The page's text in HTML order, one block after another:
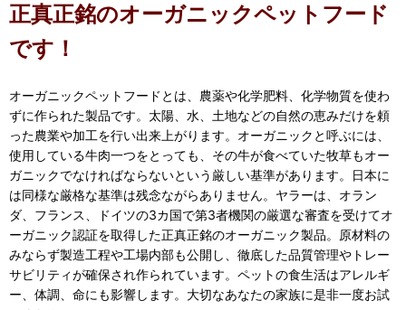
正真正銘のオーガニックペットフード
です！
オーガニックペットフードとは、農薬や化学肥料、化学物質を使わ
ずに作られた製品です。太陽、水、土地などの自然の恵みだけを頼
った農業や加工を行い出来上がります。オーガニックと呼ぶには、
使用している牛肉一つをとっても、その牛が食べていた牧草もオー
ガニックでなければならないという厳しい基準があります。日本に
は同様な厳格な基準は残念ながらありません。ヤラーは、オラン
ダ、フランス、ドイツの3カ国で第3者機関の厳選な審査を受けてオ
ーガニック認証を取得した正真正銘のオーガニック製品。原材料の
みならず製造工程や工場内部も公開し、徹底した品質管理やトレー
サビリティが確保され作られています。ペットの食生活はアレルギ
ー、体調、命にも影響します。大切なあなたの家族に是非一度お試